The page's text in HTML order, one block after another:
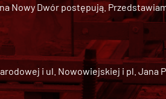
Nowy Dwórpostępują.
i ul. Nowowiejskiej i pl. Jana